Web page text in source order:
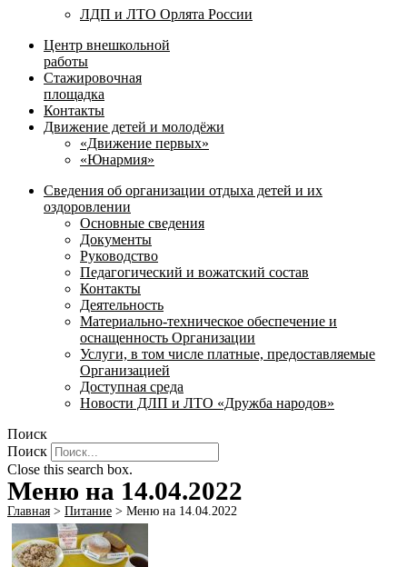
ЛДП и ЛТО Орлята России
Центр внешкольной
работы
Стажировочная
площадка
Контакты
Движение детей и молодёжи
«Движение первых»
«Юнармия»
Сведения об организации отдыха детей и их
оздоровлении
Основные сведения
Документы
Руководство
Педагогический и вожатский состав
Контакты
Деятельность
Материально-техническое обеспечение и
оснащенность Организации
Услуги, в том числе платные, предоставляемые
Организацией
Доступная среда
Новости ДЛП и ЛТО «Дружба народов»
Поиск
Поиск
Close this search box.
Меню на 14.04.2022
Главная > Питание > Меню на 14.04.2022